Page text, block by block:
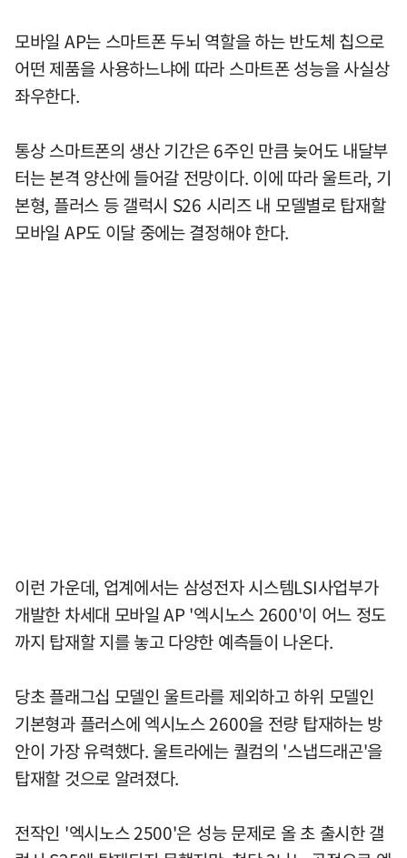
모바일 AP는 스마트폰 두뇌 역할을 하는 반도체 칩으로
어떤 제품을 사용하느냐에 따라 스마트폰 성능을 사실상
좌우한다.
통상 스마트폰의 생산 기간은 6주인 만큼 늦어도 내달부
터는 본격 양산에 들어갈 전망이다. 이에 따라 울트라, 기
본형, 플러스 등 갤럭시 S26 시리즈 내 모델별로 탑재할
모바일 AP도 이달 중에는 결정해야 한다.
이런 가운데, 업계에서는 삼성전자 시스템LSI사업부가
개발한 차세대 모바일 AP '엑시노스 2600'이 어느 정도
까지 탑재할 지를 놓고 다양한 예측들이 나온다.
당초 플래그십 모델인 울트라를 제외하고 하위 모델인
기본형과 플러스에 엑시노스 2600을 전량 탑재하는 방
안이 가장 유력했다. 울트라에는 퀄컴의 '스냅드래곤'을
탑재할 것으로 알려졌다.
전작인 '엑시노스 2500'은 성능 문제로 올 초 출시한 갤